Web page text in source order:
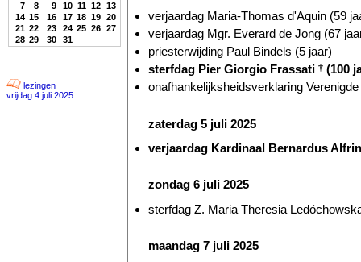
7
8 9 10 11 12 13
14 15 16 17 18 19 20
21 22 23 24 25 26 27
28 29 30 31
lezingen
vrijdag 4 juli 2025
verjaardag Maria-Thomas d'Aquin (59
verjaardag Mgr. Everard de Jong (67
priesterwijding Paul Bindels (5 jaar)
sterfdag Pier Giorgio Frassati † (100
onafhankelijksheidsverklaring
zaterdag 5 juli 2025
verjaardag Kardinaal Bernardus
zondag 6 juli 2025
sterfdag Z. Maria Theresia
maandag 7 juli 2025